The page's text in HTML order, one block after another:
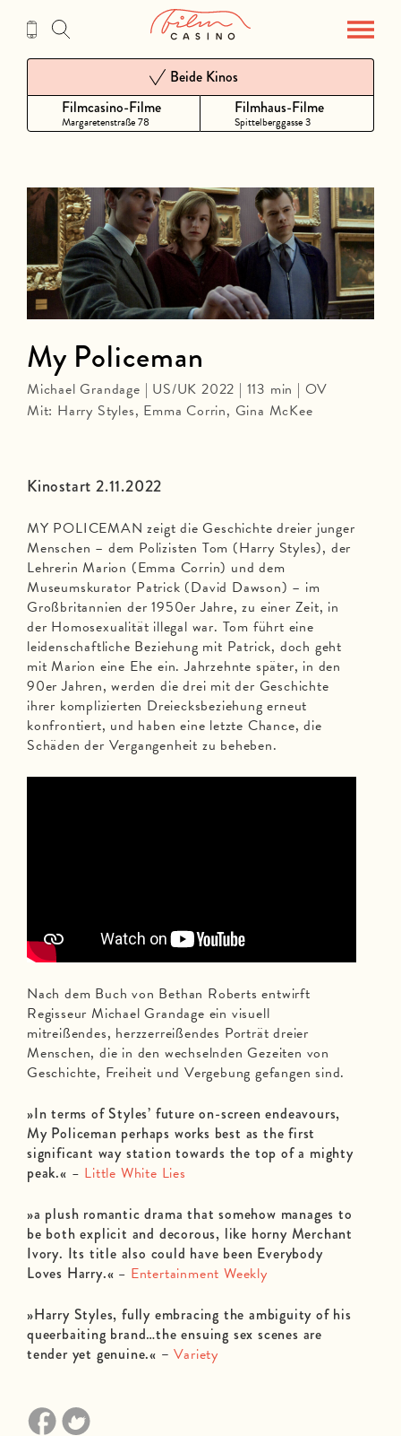
Inhalt
Filmcasino-Filme
Margaretenstraße 78
Beide Kinos
Filmhaus-Filme
Spittelberggasse 3
Kinostart 2.11.2022
MY POLICEMAN zeigt die Geschichte dreier junger
Menschen – dem Polizisten Tom (Harry Styles), der
Lehrerin Marion (Emma Corrin) und dem
Museumskurator Patrick (David Dawson) – im
Großbritannien der 1950er Jahre, zu einer Zeit, in
der Homosexualität illegal war. Tom führt eine
leidenschaftliche Beziehung mit Patrick, doch geht
mit Marion eine Ehe ein. Jahrzehnte später, in den
90er Jahren, werden die drei mit der Geschichte
ihrer komplizierten Dreiecksbeziehung erneut
konfrontiert, und haben eine letzte Chance, die
Schäden der Vergangenheit zu beheben.
Nach dem Buch von Bethan Roberts entwirft
Regisseur Michael Grandage ein visuell
mitreißendes, herzzerreißendes Porträt dreier
Menschen, die in den wechselnden Gezeiten von
Geschichte, Freiheit und Vergebung gefangen sind.
»In terms of Styles’ future on-screen endeavours,
My Policeman perhaps works best as the first
significant way station towards the top of a mighty
peak.« – Little White Lies
»a plush romantic drama that somehow manages to
be both explicit and decorous, like horny Merchant
Ivory. Its title also could have been Everybody
Loves Harry.« – Entertainment Weekly
»Harry Styles, fully embracing the ambiguity of his
queerbaiting brand…the ensuing sex scenes are
tender yet genuine.« – Variety
My Policeman
Michael Grandage | US/UK 2022 | 113 min | OV
Mit: Harry Styles, Emma Corrin, Gina McKee